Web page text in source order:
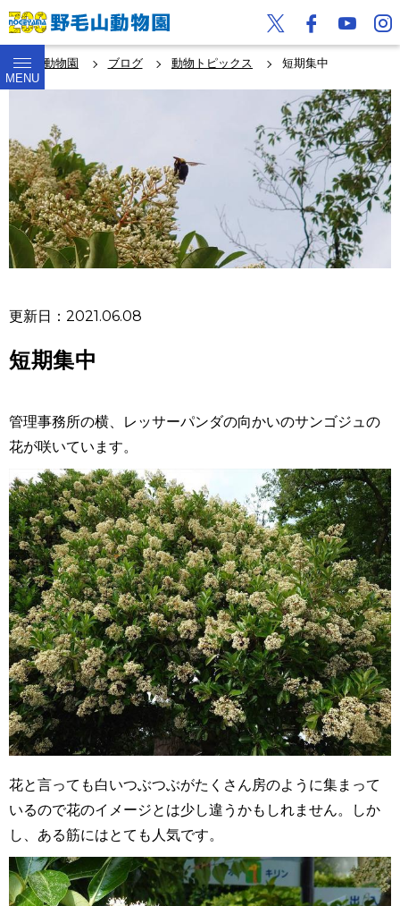
MENU
野毛山動物園 ブログ 動物トピックス 短期集中
更新日：2021.06.08
短期集中
管理事務所の横、レッサーパンダの向かいのサンゴジュの
花が咲いています。
花と言っても白いつぶつぶがたくさん房のように集まって
いるので花のイメージとは少し違うかもしれません。しか
し、ある筋にはとても人気です。